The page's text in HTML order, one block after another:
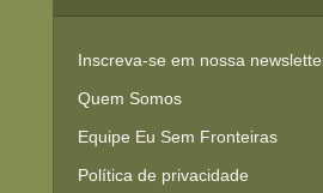
Inscreva-se em nossa
Quem Somos
Equipe Eu Sem Fronteiras
Política de privacidade